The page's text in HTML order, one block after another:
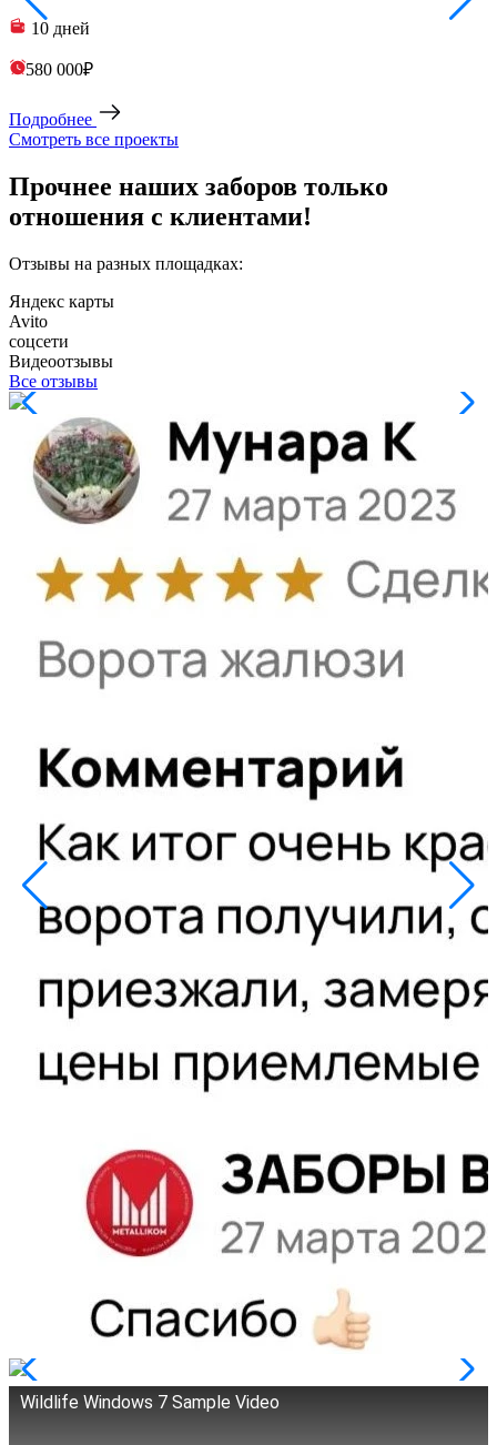
10 дней
580 000₽
Подробнее
Смотреть все проекты
Прочнее наших заборов только
отношения с клиентами!
Отзывы на разных площадках:
Яндекс карты
Avito
соцсети
Видеоотзывы
Все отзывы
Wildlife Windows 7 Sample Video